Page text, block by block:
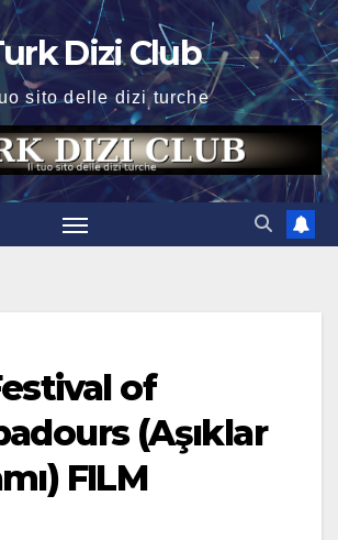
Dizi Club
sito delle dizi turche
of
(Aşıklar
FILM